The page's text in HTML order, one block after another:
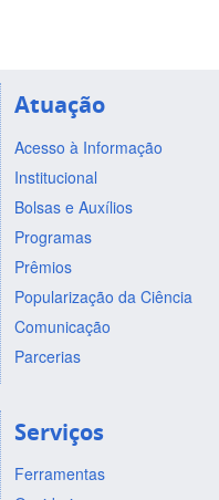
Atuação
Acesso à Informação
Institucional
Bolsas e Auxílios
Programas
Prêmios
Popularização da Ciência
Comunicação
Parcerias
Serviços
Ferramentas